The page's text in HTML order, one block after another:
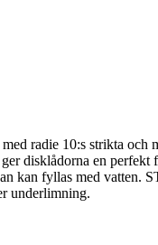
radie 10:s strikta
disklådorna en
kan fyllas med vatten.
underlimning.